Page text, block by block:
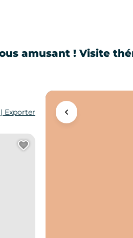
amusant ! Visite
Partager | Exporter
Ajouter cette page
Agrandir la carte